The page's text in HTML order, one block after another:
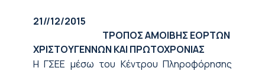
21//12/2015
ΤΡΟΠΟΣ ΑΜΟΙΒΗΣ ΕΟΡΤΩΝ
ΧΡΙΣΤΟΥΓΕΝΝΩΝ ΚΑΙ ΠΡΩΤΟΧΡΟΝΙΑΣ
H ΓΣΕΕ μέσω του Κέντρου Πληροφόρησης